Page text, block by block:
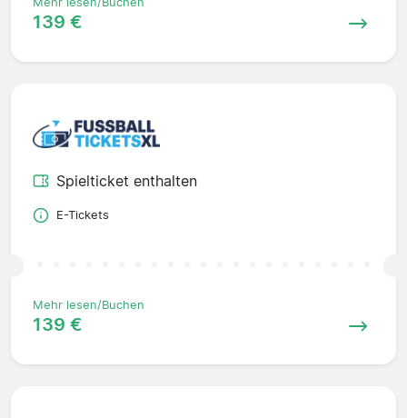
139 €
Spielticket enthalten
E-Tickets
Mehr lesen/Buchen
139 €